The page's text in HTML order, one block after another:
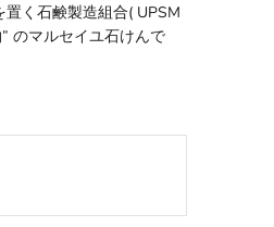
く石鹸製造組合( UPSM
のマルセイユ石けんで